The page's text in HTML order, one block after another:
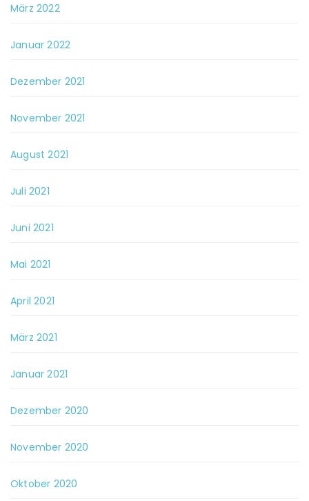
März 2022
Januar 2022
Dezember 2021
November 2021
August 2021
Juli 2021
Juni 2021
Mai 2021
April 2021
März 2021
Januar 2021
Dezember 2020
November 2020
Oktober 2020